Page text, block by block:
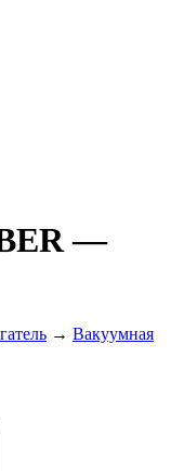
—
→ Вакуумная